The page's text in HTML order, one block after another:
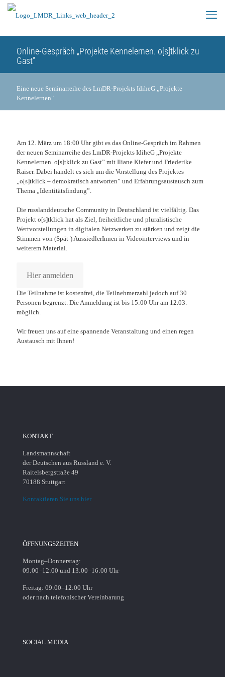
Online-Gespräch „Projekte Kennelernen. o[s]tklick zu
Gast”
Eine neue Seminarreihe des LmDR-Projekts IdiheG „Projekte
Kennelernen"
Am 12. März um 18:00 Uhr gibt es das Online-Gespräch im Rahmen
der neuen Seminarreihe des LmDR-Projekts IdiheG „Projekte
Kennelernen. o[s]tklick zu Gast” mit Iliane Kiefer und Friederike
Raiser. Dabei handelt es sich um die Vorstellung des Projektes
„o[s]tklick – demokratisch antworten” und Erfahrungsaustausch zum
Thema „Identitätsfindung”.
Die russlanddeutsche Community in Deutschland ist vielfältig. Das
Projekt o[s]tklick hat als Ziel, freiheitliche und pluralistische
Wertvorstellungen in digitalen Netzwerken zu stärken und zeigt die
Stimmen von (Spät-) AussiedlerInnen in Videointerviews und in
weiterem Material.
Hier anmelden
Die Teilnahme ist kostenfrei, die Teilnehmerzahl jedoch auf 30
Personen begrenzt. Die Anmeldung ist bis 15:00 Uhr am 12.03.
möglich.
Wir freuen uns auf eine spannende Veranstaltung und einen regen
Austausch mit Ihnen!
KONTAKT
Landsmannschaft
der Deutschen aus Russland e. V.
Raitelsbergstraße 49
70188 Stuttgart
Kontaktieren Sie uns hier
ÖFFNUNGSZEITEN
Montag–Donnerstag:
09:00–12:00 und 13:00–16:00 Uhr
Freitag: 09:00–12:00 Uhr
oder nach telefonischer Vereinbarung
SOCIAL MEDIA